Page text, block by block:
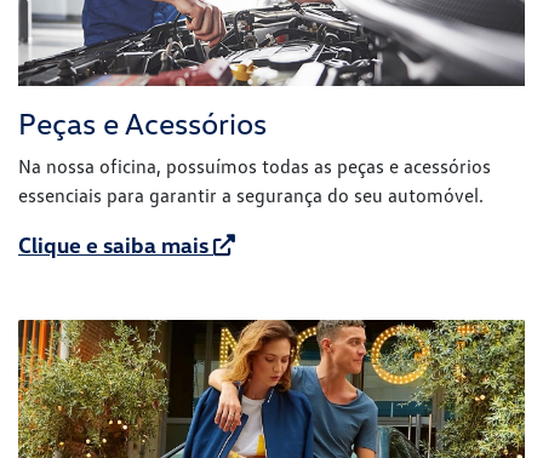
Peças e Acessórios
Na nossa oficina, possuímos todas as peças e acessórios
essenciais para garantir a segurança do seu automóvel.
Clique e saiba mais